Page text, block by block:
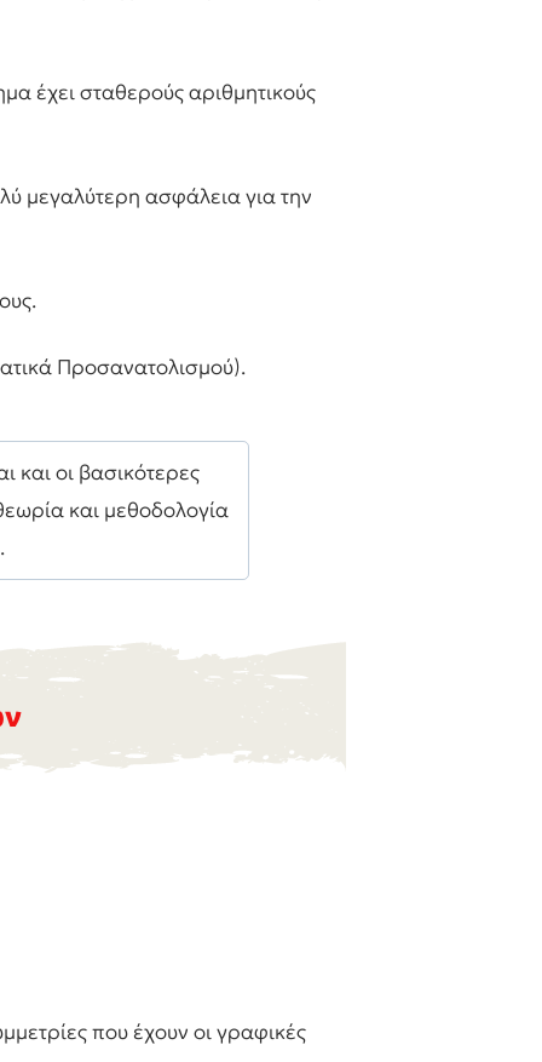
έχει σταθερούς αριθμητικούς
μεγαλύτερη ασφάλεια για την
Προσανατολισμού).
και οι βασικότερες
και μεθοδολογία
.
που έχουν οι γραφικές